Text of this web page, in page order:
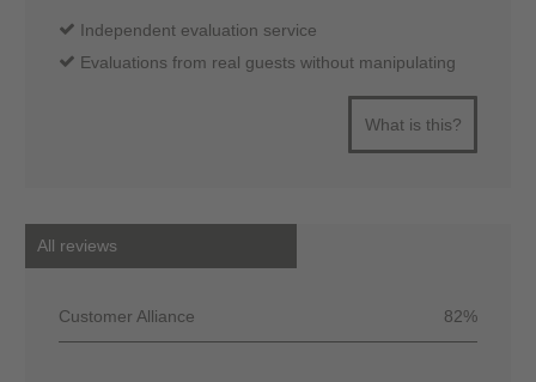
Independent evaluation service
Evaluations from real guests without manipulating
What is this?
All reviews
Customer Alliance 82%